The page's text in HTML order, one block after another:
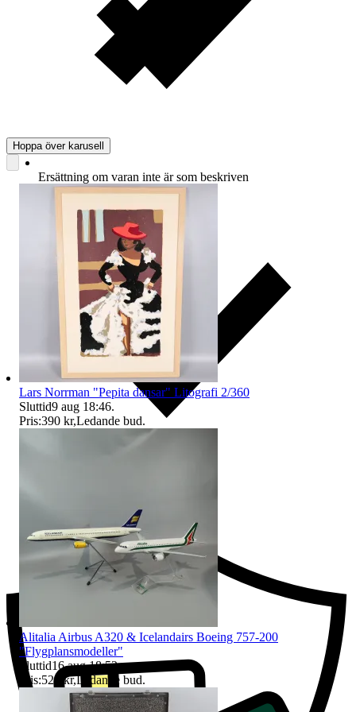
Ersättning om varan inte är som beskriven
Ersättning om du inte får din vara
Hoppa över karusell
Lars Norrman "Pepita dansar" Litografi 2/360
Sluttid9 aug 18:46.
Pris:390 kr,Ledande bud.
Alitalia Airbus A320 & Icelandairs Boeing 757-200
"Flygplansmodeller"
Sluttid16 aug 18:52.
Pris:525 kr,Ledande bud.